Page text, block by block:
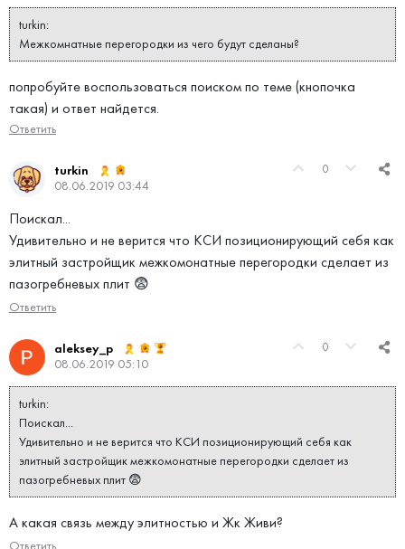
turkin:
Межкомнатные перегородки из чего будут сделаны?
попробуйте воспользоваться поиском по теме (кнопочка
такая) и ответ найдется.
Ответить
0
turkin
08.06.2019 03:44
Поискал...
Удивительно и не верится что КСИ позиционирующий себя как
элитный застройщик межкомонатные перегородки сделает из
пазогребневых плит 😨
Ответить
0
aleksey_p
08.06.2019 05:10
turkin:
Поискал...
Удивительно и не верится что КСИ позиционирующий себя как
элитный застройщик межкомонатные перегородки сделает из
пазогребневых плит 😨
А какая связь между элитностью и Жк Живи?
Ответить